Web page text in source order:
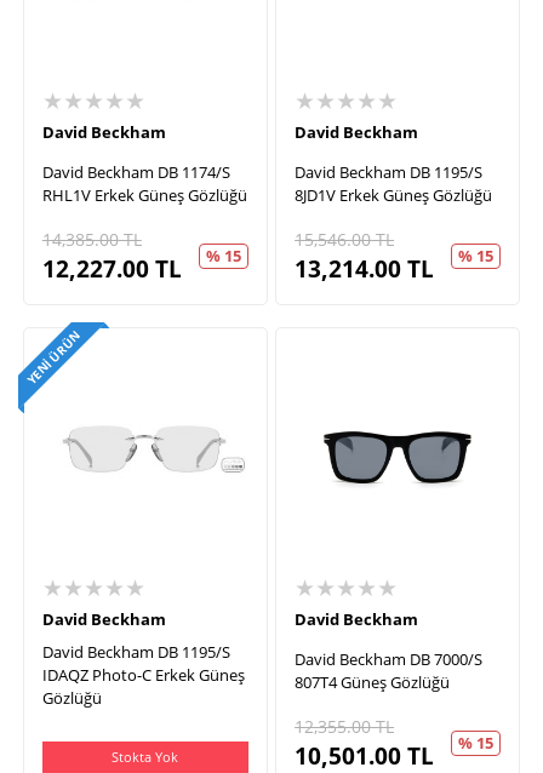
★★★★★
David Beckham
David Beckham DB 1174/S
RHL1V Erkek Güneş Gözlüğü
14,385.00TL
12,227.00TL % 15
★★★★★
David Beckham
David Beckham DB 1195/S
8JD1V Erkek Güneş Gözlüğü
15,546.00TL
13,214.00TL % 15
YENI ÜRÜN
★★★★★
David Beckham
David Beckham DB 1195/S
IDAQZ Photo-C Erkek Güneş
Gözlüğü
Stokta Yok
★★★★★
David Beckham
David Beckham DB 7000/S
807T4 Güneş Gözlüğü
12,355.00TL
10,501.00TL % 15